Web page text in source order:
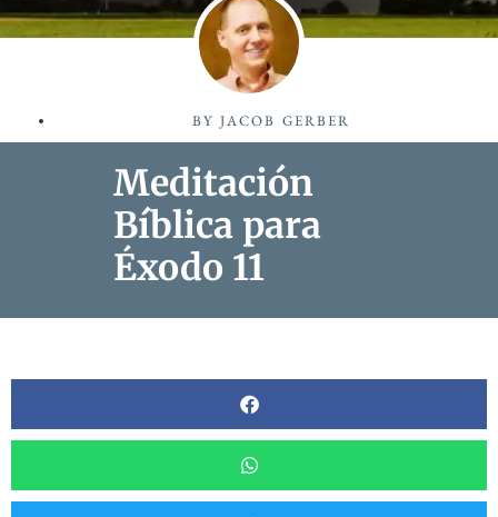
BY JACOB GERBER
Meditación
Bíblica para
Éxodo 11